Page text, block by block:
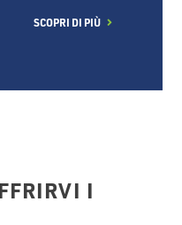
SCOPRI DI PIÙ
I